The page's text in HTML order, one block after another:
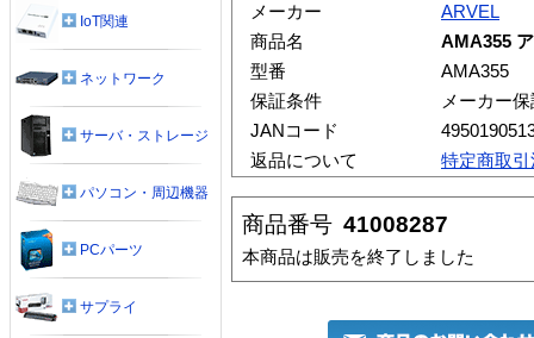
メーカー
ARVEL
商品名
AMA355
型番
AMA355
保証条件
メーカー
JANコード
返品について
特定商取
商品番号 41008287
本商品は販売を終了しました
IoT関連
ネットワーク
サーバ・ストレージ
パソコン・周辺機器
PCパーツ
サプライ